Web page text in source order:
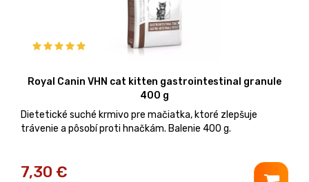
Royal Canin VHN cat kitten gastrointestinal granule
400 g
Dietetické suché krmivo pre mačiatka, ktoré zlepšuje
trávenie a pôsobí proti hnačkám. Balenie 400 g.
7,30 €